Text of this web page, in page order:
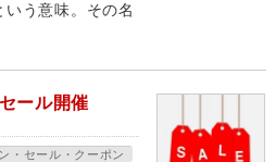
う意味。その名
ール開催
・セール・クーポン